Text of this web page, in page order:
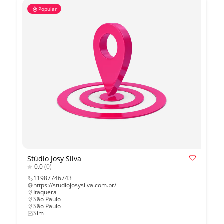
Popular
Stúdio Josy Silva
0.0(0)
11987746743
https://studiojosysilva.com.br/
Itaquera
São Paulo
São Paulo
Sim